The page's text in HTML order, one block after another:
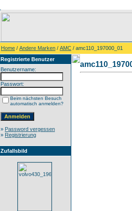
Home / Andere Marken / AMC / amc110_197000_01
Registrierte Benutzer
Benutzername:
Passwort:
Beim nächsten Besuch
automatisch anmelden?
» Password vergessen
» Registrierung
Zufallsbild